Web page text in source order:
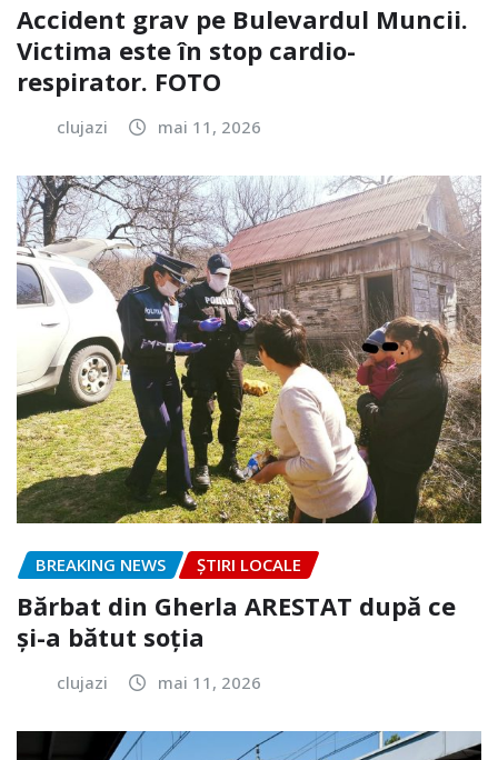
Accident grav pe Bulevardul Muncii.
Victima este în stop cardio-
respirator. FOTO
clujazi mai 11, 2026
BREAKING NEWS ȘTIRI LOCALE
Bărbat din Gherla ARESTAT după ce
și-a bătut soția
clujazi mai 11, 2026